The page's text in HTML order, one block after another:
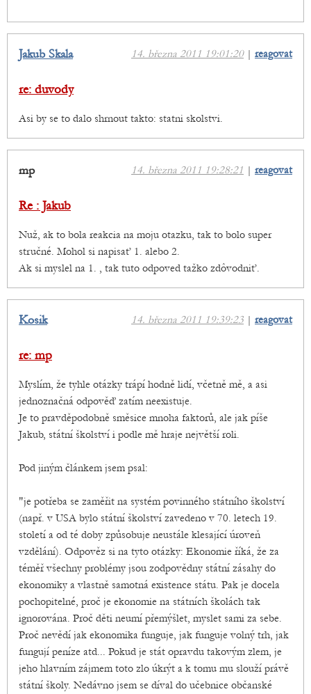
14. března 2011 19:01:20| reagovat
Jakub Skala
re: duvody
Asi by se to dalo shrnout takto: statni skolstvi.
14. března 2011 19:28:21 | reagovat
mp
Re : Jakub
Nuž, ak to bola reakcia na moju otazku, tak to bolo super
stručné. Mohol si napisať 1. alebo 2.
Ak si myslel na 1. , tak tuto odpoved tažko zdôvodniť.
14. března 2011 19:39:23 | reagovat
Kosik
re: mp
Myslím, že tyhle otázky trápí hodně lidí, včetně mě, a asi
jednoznačná odpověď zatím neexistuje.
Je to pravděpodobně směsice mnoha faktorů, ale jak píše
Jakub, státní školství i podle mě hraje největší roli.
Pod jiným článkem jsem psal:
"je potřeba se zaměřit na systém povinného státního školství
(např. v USA bylo státní školství zavedeno v 70. letech 19.
století a od té doby způsobuje neustále klesající úroveň
vzdělání). Odpověz si na tyto otázky: Ekonomie říká, že za
téměř všechny problémy jsou zodpovědny státní zásahy do
ekonomiky a vlastně samotná existence státu. Pak je docela
pochopitelné, proč je ekonomie na státních školách tak
ignorována. Proč děti neumí přemýšlet, myslet sami za sebe.
Proč nevědí jak ekonomika funguje, jak funguje volný trh, jak
fungují peníze atd... Pokud je stát opravdu takovým zlem, je
jeho hlavním zájmem toto zlo úkrýt a k tomu mu slouží právě
státní školy. Nedávno jsem se díval do učebnice občanské